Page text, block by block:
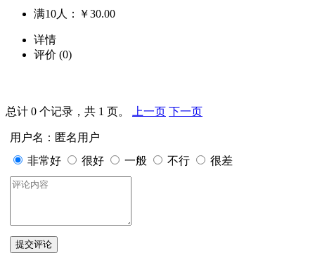
满10人： ￥30.00
详情
评价 (0)
总计 0 个记录，共 1 页。 上一页 下一页
用户名：匿名用户
非常好
很好 一般 不行 很差